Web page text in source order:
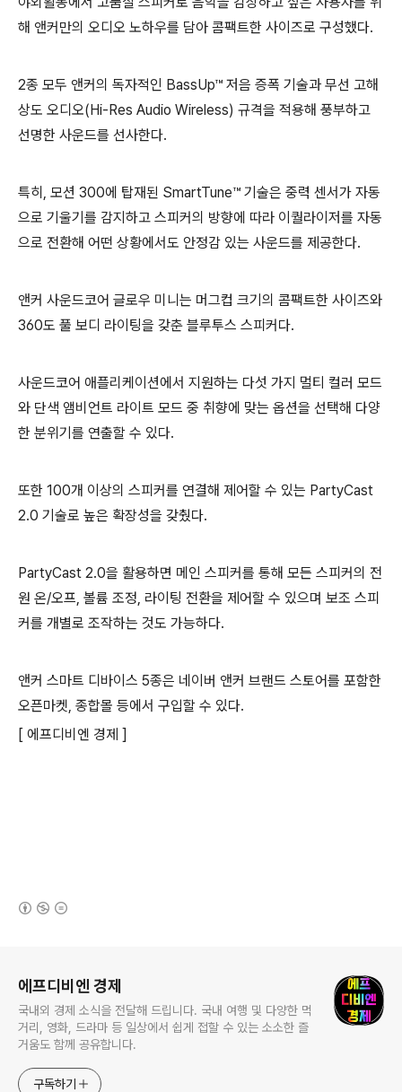
해 앤커만의 오디오 노하우를 담아 콤팩트한 사이즈로 구성했다.
2종 모두 앤커의 독자적인 BassUp™ 저음 증폭 기술과 무선 고해
상도 오디오(Hi-Res Audio Wireless) 규격을 적용해 풍부하고
선명한 사운드를 선사한다.
특히, 모션 300에 탑재된 SmartTune™ 기술은 중력 센서가 자동
으로 기울기를 감지하고 스피커의 방향에 따라 이퀄라이저를 자동
으로 전환해 어떤 상황에서도 안정감 있는 사운드를 제공한다.
앤커 사운드코어 글로우 미니는 머그컵 크기의 콤팩트한 사이즈와
360도 풀 보디 라이팅을 갖춘 블루투스 스피커다.
사운드코어 애플리케이션에서 지원하는 다섯 가지 멀티 컬러 모드
와 단색 앰비언트 라이트 모드 중 취향에 맞는 옵션을 선택해 다양
한 분위기를 연출할 수 있다.
또한 100개 이상의 스피커를 연결해 제어할 수 있는 PartyCast
2.0 기술로 높은 확장성을 갖췄다.
PartyCast 2.0을 활용하면 메인 스피커를 통해 모든 스피커의 전
원 온/오프, 볼륨 조정, 라이팅 전환을 제어할 수 있으며 보조 스피
커를 개별로 조작하는 것도 가능하다.
앤커 스마트 디바이스 5종은 네이버 앤커 브랜드 스토어를 포함한
오픈마켓, 종합몰 등에서 구입할 수 있다.
[ 에프디비엔 경제 ]
에프디비엔 경제
국내외 경제 소식을 전달해 드립니다. 국내 여행 및 다양한 먹
거리, 영화, 드라마 등 일상에서 쉽게 접할 수 있는 소소한 즐
거움도 함께 공유합니다.
구독하기